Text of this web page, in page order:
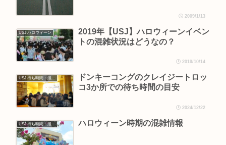
2009/1/13
USJ ハロウィーン
2019年【USJ】ハロウィーンイベン
トの混雑状況はどうなの？
2019/10/14
USJ 待ち時間・混雑情報
ドンキーコングのクレイジートロッ
コ3か所での待ち時間の目安
2024/12/22
USJ 待ち時間・混雑情報 ハロウィーン時期の混雑情報